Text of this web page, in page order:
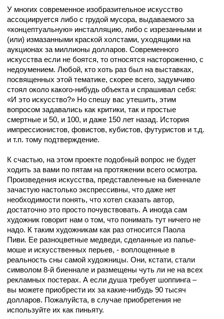
У многих современное изобразительное искусство
ассоциируется либо с грудой мусора, выдаваемого за
«концептуальную» инсталляцию, либо с изрезанными и
(или) измазанными краской холстами, уходящими на
аукционах за миллионы долларов. Современного
искусства если не боятся, то относятся настороженно, с
недоумением. Любой, кто хоть раз был на выставках,
посвященных этой тематике, скорее всего, задумчиво
стоял около какого-нибудь объекта и спрашивал себя:
«И это искусство?» Но спешу вас утешить, этим
вопросом задавались как критики, так и простые
смертные и 50, и 100, и даже 150 лет назад. История
импрессионистов, фовистов, кубистов, футуристов и т.д.
и т.п. тому подтверждение.
К счастью, на этом проекте подобный вопрос не будет
ходить за вами по пятам на протяжении всего осмотра.
Произведения искусства, представленные на биеннале
зачастую настолько экспрессивны, что даже нет
необходимости понять, что хотел сказать автор,
достаточно это просто почувствовать. А иногда сам
художник говорит нам о том, что понимать тут ничего не
надо. К таким художникам как раз относится Паола
Пиви. Ее разноцветные медведи, сделанные из папье-
моше и искусственных перьев, - воплощенные в
реальность сны самой художницы. Они, кстати, стали
символом 8-й биеннале и размещены чуть ли не на всех
рекламных постерах. А если душа требует шоппинга –
вы можете приобрести их за какие-нибудь 90 тысяч
долларов. Пожалуйста, в случае приобретения не
используйте их как пиньяту.